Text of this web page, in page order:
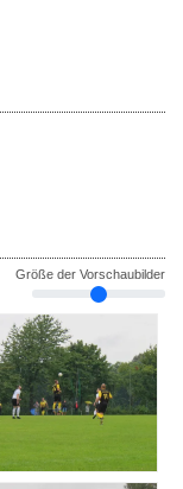
Größe der Vorschaubilder